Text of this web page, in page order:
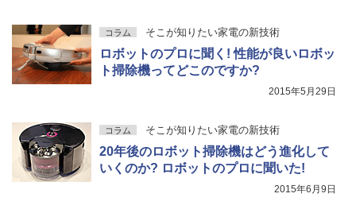
コラム そこが知りたい家電の新技術
ロボットのプロに聞く! 性能が良いロボッ
ト掃除機ってどこのですか?
2015年5月29日
コラム そこが知りたい家電の新技術
20年後のロボット掃除機はどう進化して
いくのか? ロボットのプロに聞いた!
2015年6月9日